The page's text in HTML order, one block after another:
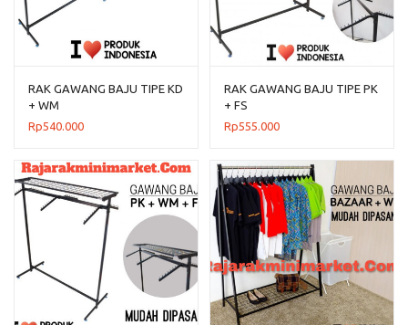
RAK GAWANG BAJU TIPE KD
+ WM
Rp540.000
RAK GAWANG BAJU TIPE PK
+ FS
Rp555.000